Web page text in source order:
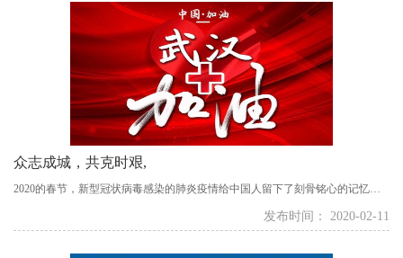
众志成城，共克时艰,
2020的春节，新型冠状病毒感染的肺炎疫情给中国人留下了刻骨铭心的记忆，
往年喧嚣热闹的社会仿佛按下了静止键。一篇篇让人撕心裂肺的真实故事，一
张张温暖大爱的感人的照片，一段段真真切切的短片震撼着人们的心灵。在这
发布时间： 2020-02-11